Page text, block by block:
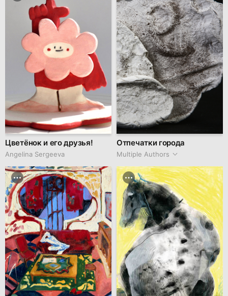
Цветёнок и его друзья!
Angelina Sergeeva
Отпечатки города
Multiple Authors